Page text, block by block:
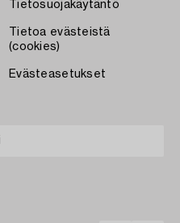
Tietosuojakäytäntö
Tietoa evästeistä
(cookies)
Evästeasetukset